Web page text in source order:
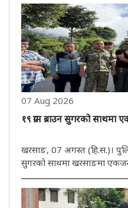
07 Aug 2026
१९ ग्राम ब्राउन सुगरको साथमा
खरसाङ, 07 अगस्त (हि.स.)।
सुगरको साथमा खरसाङमा एकजना
खरसाङ बाइपास रोड क्षेत्रबाट
खोजीको क्रममा ..